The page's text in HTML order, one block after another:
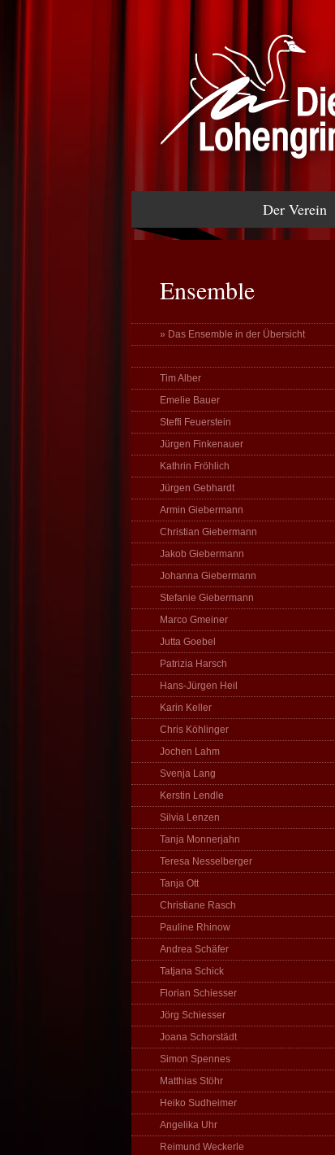
Der Verein
Ensemble
» Das Ensemble in der Übersicht
Tim Alber
Emelie Bauer
Steffi Feuerstein
Jürgen Finkenauer
Kathrin Fröhlich
Jürgen Gebhardt
Armin Giebermann
Christian Giebermann
Jakob Giebermann
Johanna Giebermann
Stefanie Giebermann
Marco Gmeiner
Jutta Goebel
Patrizia Harsch
Hans-Jürgen Heil
Karin Keller
Chris Köhlinger
Jochen Lahm
Svenja Lang
Kerstin Lendle
Silvia Lenzen
Tanja Monnerjahn
Teresa Nesselberger
Tanja Ott
Christiane Rasch
Pauline Rhinow
Andrea Schäfer
Tatjana Schick
Florian Schiesser
Jörg Schiesser
Joana Schorstädt
Simon Spennes
Matthias Stöhr
Heiko Sudheimer
Angelika Uhr
Reimund Weckerle